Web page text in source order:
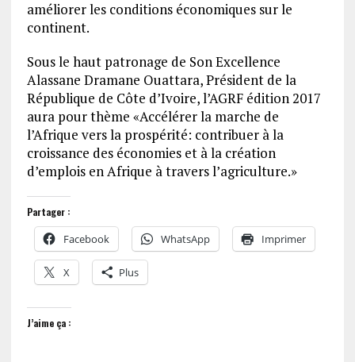
améliorer les conditions économiques sur le
continent.
Sous le haut patronage de Son Excellence
Alassane Dramane Ouattara, Président de la
République de Côte d’Ivoire, l’AGRF édition 2017
aura pour thème «Accélérer la marche de
l’Afrique vers la prospérité: contribuer à la
croissance des économies et à la création
d’emplois en Afrique à travers l’agriculture.»
Partager :
Facebook WhatsApp Imprimer
X Plus
J’aime ça :